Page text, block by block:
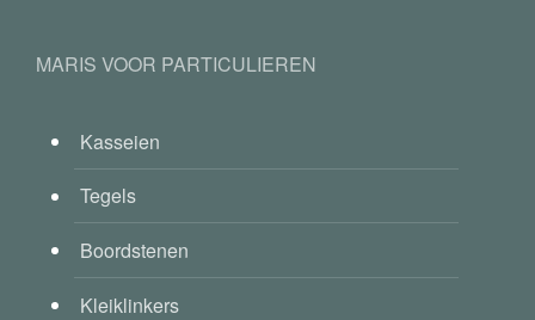
MARIS VOOR PARTICULIEREN
Kasseien
Tegels
Boordstenen
Kleiklinkers